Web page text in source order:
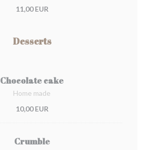
11,00 EUR
Desserts
Chocolate cake
Home made
10,00 EUR
Crumble